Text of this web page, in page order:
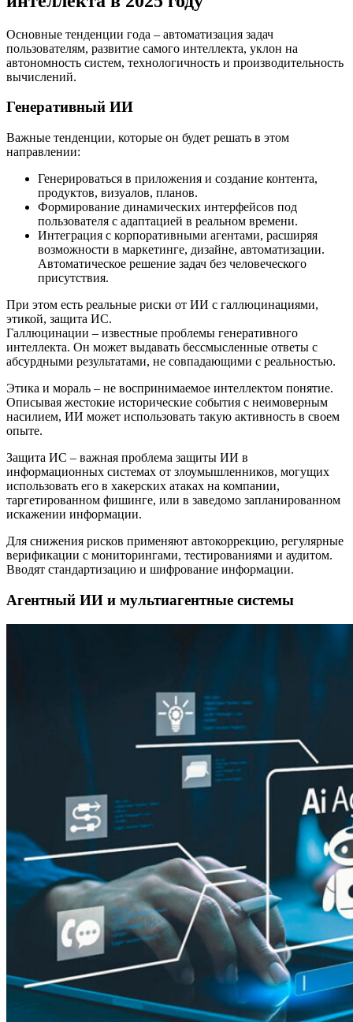
Основные тенденции года – автоматизация задач
пользователям, развитие самого интеллекта, уклон на
автономность систем, технологичность и производительность
вычислений.
Генеративный ИИ
Важные тенденции, которые он будет решать в этом
направлении:
Генерироваться в приложения и создание контента,
продуктов, визуалов, планов.
Формирование динамических интерфейсов под
пользователя с адаптацией в реальном времени.
Интеграция с корпоративными агентами, расширяя
возможности в маркетинге, дизайне, автоматизации.
Автоматическое решение задач без человеческого
присутствия.
При этом есть реальные риски от ИИ с галлюцинациями,
этикой, защита ИС.
Галлюцинации – известные проблемы генеративного
интеллекта. Он может выдавать бессмысленные ответы с
абсурдными результатами, не совпадающими с реальностью.
Этика и мораль – не воспринимаемое интеллектом понятие.
Описывая жестокие исторические события с неимоверным
насилием, ИИ может использовать такую активность в своем
опыте.
Защита ИС – важная проблема защиты ИИ в
информационных системах от злоумышленников, могущих
использовать его в хакерских атаках на компании,
таргетированном фишинге, или в заведомо запланированном
искажении информации.
Для снижения рисков применяют автокоррекцию, регулярные
верификации с мониторингами, тестированиями и аудитом.
Вводят стандартизацию и шифрование информации.
Агентный ИИ и мультиагентные системы